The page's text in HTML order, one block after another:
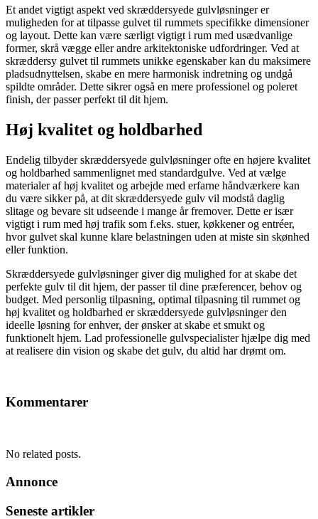
Et andet vigtigt aspekt ved skræddersyede gulvløsninger er
muligheden for at tilpasse gulvet til rummets specifikke dimensioner
og layout. Dette kan være særligt vigtigt i rum med usædvanlige
former, skrå vægge eller andre arkitektoniske udfordringer. Ved at
skræddersy gulvet til rummets unikke egenskaber kan du maksimere
pladsudnyttelsen, skabe en mere harmonisk indretning og undgå
spildte områder. Dette sikrer også en mere professionel og poleret
finish, der passer perfekt til dit hjem.
Høj kvalitet og holdbarhed
Endelig tilbyder skræddersyede gulvløsninger ofte en højere kvalitet
og holdbarhed sammenlignet med standardgulve. Ved at vælge
materialer af høj kvalitet og arbejde med erfarne håndværkere kan
du være sikker på, at dit skræddersyede gulv vil modstå daglig
slitage og bevare sit udseende i mange år fremover. Dette er især
vigtigt i rum med høj trafik som f.eks. stuer, køkkener og entréer,
hvor gulvet skal kunne klare belastningen uden at miste sin skønhed
eller funktion.
Skræddersyede gulvløsninger giver dig mulighed for at skabe det
perfekte gulv til dit hjem, der passer til dine præferencer, behov og
budget. Med personlig tilpasning, optimal tilpasning til rummet og
høj kvalitet og holdbarhed er skræddersyede gulvløsninger den
ideelle løsning for enhver, der ønsker at skabe et smukt og
funktionelt hjem. Lad professionelle gulvspecialister hjælpe dig med
at realisere din vision og skabe det gulv, du altid har drømt om.
Kommentarer
No related posts.
Annonce
Seneste artikler